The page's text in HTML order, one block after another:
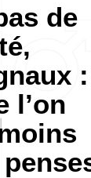
de
:
l’on